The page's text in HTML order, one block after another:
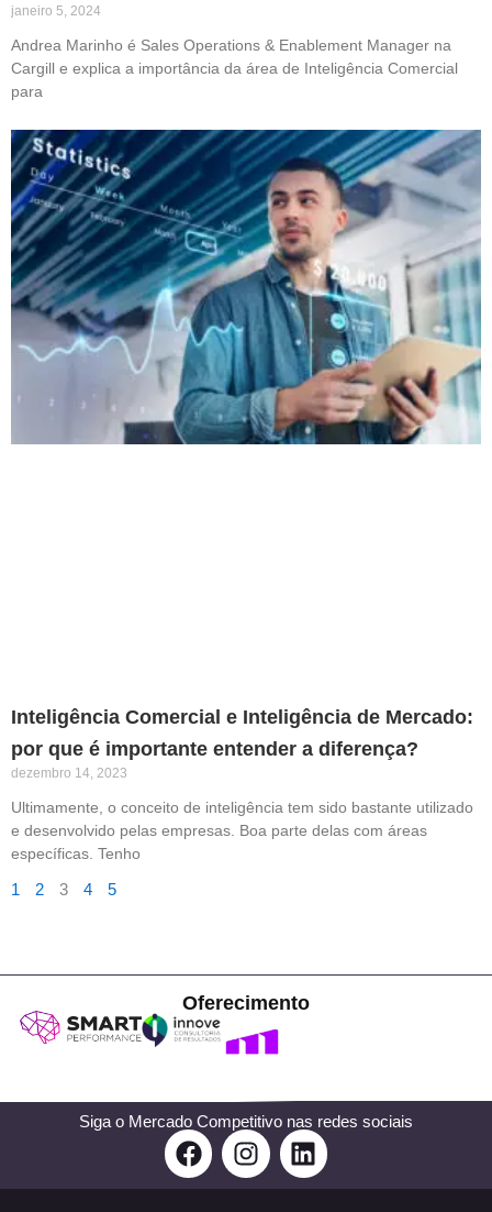
janeiro 5, 2024
Andrea Marinho é Sales Operations & Enablement Manager na
Cargill e explica a importância da área de Inteligência Comercial
para
Inteligência Comercial e Inteligência de Mercado:
por que é importante entender a diferença?
dezembro 14, 2023
Ultimamente, o conceito de inteligência tem sido bastante utilizado
e desenvolvido pelas empresas. Boa parte delas com áreas
específicas. Tenho
1 2 3 4 5
Oferecimento
Siga o Mercado Competitivo nas redes sociais
F
a
c
I
n
s
L
i
n